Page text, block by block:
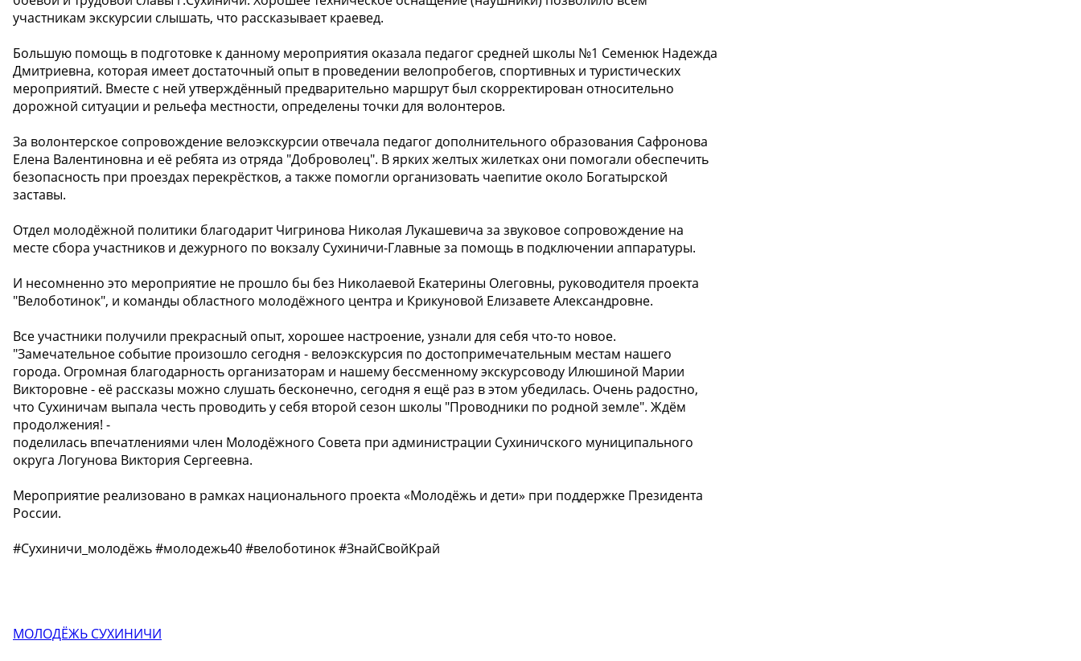
участникам экскурсии слышать, что рассказывает краевед.
Большую помощь в подготовке к данному мероприятия оказала педагог средней школы №1 Семенюк Надежда
Дмитриевна, которая имеет достаточный опыт в проведении велопробегов, спортивных и туристических
мероприятий. Вместе с ней утверждённый предварительно маршрут был скорректирован относительно
дорожной ситуации и рельефа местности, определены точки для волонтеров.
За волонтерское сопровождение велоэкскурсии отвечала педагог дополнительного образования Сафронова
Елена Валентиновна и её ребята из отряда "Доброволец". В ярких желтых жилетках они помогали обеспечить
безопасность при проездах перекрёстков, а также помогли организовать чаепитие около Богатырской
заставы.
Отдел молодёжной политики благодарит Чигринова Николая Лукашевича за звуковое сопровождение на
месте сбора участников и дежурного по вокзалу Сухиничи-Главные за помощь в подключении аппаратуры.
И несомненно это мероприятие не прошло бы без Николаевой Екатерины Олеговны, руководителя проекта
"Велоботинок", и команды областного молодёжного центра и Крикуновой Елизавете Александровне.
Все участники получили прекрасный опыт, хорошее настроение, узнали для себя что-то новое.
"Замечательное событие произошло сегодня - велоэкскурсия по достопримечательным местам нашего
города. Огромная благодарность организаторам и нашему бессменному экскурсоводу Илюшиной Марии
Викторовне - её рассказы можно слушать бесконечно, сегодня я ещё раз в этом убедилась. Очень радостно,
что Сухиничам выпала честь проводить у себя второй сезон школы "Проводники по родной земле". Ждём
продолжения! -
поделилась впечатлениями член Молодёжного Совета при администрации Сухиничского муниципального
округа Логунова Виктория Сергеевна.
Мероприятие реализовано в рамках национального проекта «Молодёжь и дети» при поддержке Президента
России.
#Сухиничи_молодёжь #молодежь40 #велоботинок #ЗнайСвойКрай
МОЛОДЁЖЬ СУХИНИЧИ